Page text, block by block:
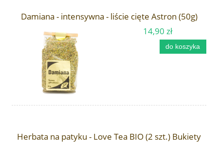
Damiana - intensywna - liście cięte Astron (50g)
14,90 zł
do koszyka
Herbata na patyku - Love Tea BIO (2 szt.) Bukiety